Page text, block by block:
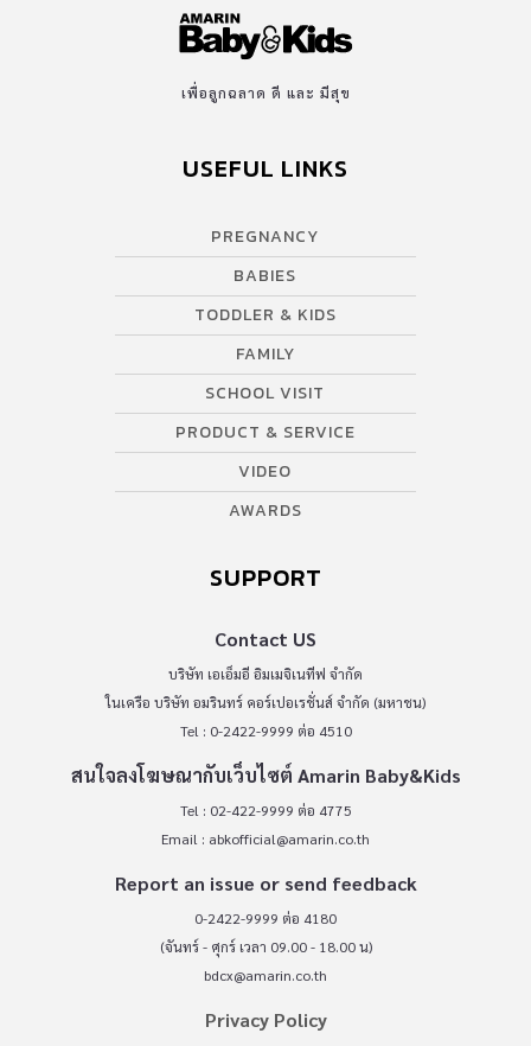
เพื่อลูกฉลาด ดี และ มีสุข
USEFUL LINKS
PREGNANCY
BABIES
TODDLER & KIDS
FAMILY
SCHOOL VISIT
PRODUCT & SERVICE
VIDEO
AWARDS
SUPPORT
Contact US
บริษัท เอเอ็มอี อิมเมจิเนทีฟ จำกัด
ในเครือ บริษัท อมรินทร์ คอร์เปอเรชั่นส์ จำกัด (มหาชน)
Tel : 0-2422-9999 ต่อ 4510
สนใจลงโฆษณากับเว็บไซต์ Amarin Baby&Kids
Tel : 02-422-9999 ต่อ 4775
Email : abkofficial@amarin.co.th
Report an issue or send feedback
0-2422-9999 ต่อ 4180
(จันทร์ - ศุกร์ เวลา 09.00 - 18.00 น)
bdcx@amarin.co.th
Privacy Policy